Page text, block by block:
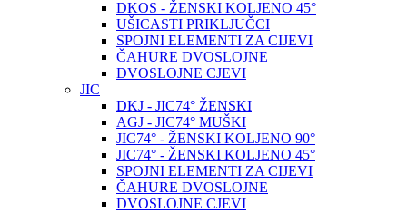
DKOS - ŽENSKI KOLJENO 45°
UŠICASTI PRIKLJUČCI
SPOJNI ELEMENTI ZA CIJEVI
ČAHURE DVOSLOJNE
DVOSLOJNE CJEVI
JIC
DKJ - JIC74° ŽENSKI
AGJ - JIC74° MUŠKI
JIC74° - ŽENSKI KOLJENO 90°
JIC74° - ŽENSKI KOLJENO 45°
SPOJNI ELEMENTI ZA CIJEVI
ČAHURE DVOSLOJNE
DVOSLOJNE CJEVI